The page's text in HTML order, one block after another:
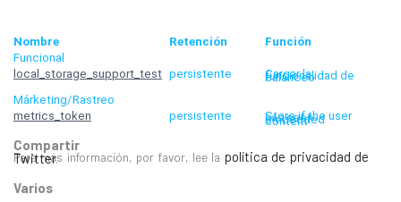
Nombre Retención
Función
Funcional
local_storage_support_test persistente
Cargar la funcionalidad de balanceo
Márketing/Rastreo
metrics_token
persistente Store if the user has seen embedded content
Compartir
Para más información, por favor, lee la
política de privacidad de Twitter.
Varios